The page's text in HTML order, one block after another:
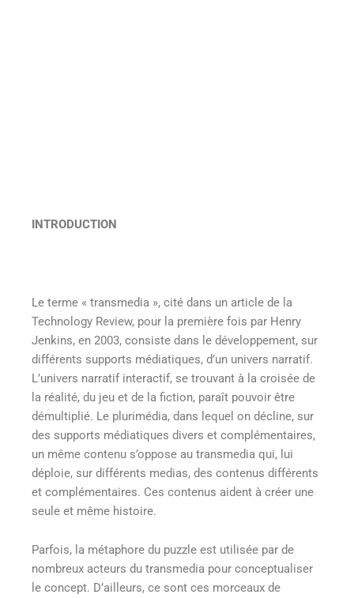
INTRODUCTION
Le terme « transmedia », cité dans un article de la
Technology Review, pour la première fois par Henry
Jenkins, en 2003, consiste dans le développement, sur
différents supports médiatiques, d’un univers narratif.
L’univers narratif interactif, se trouvant à la croisée de
la réalité, du jeu et de la fiction, paraît pouvoir être
démultiplié. Le plurimédia, dans lequel on décline, sur
des supports médiatiques divers et complémentaires,
un même contenu s’oppose au transmedia qui, lui
déploie, sur différents medias, des contenus différents
et complémentaires. Ces contenus aident à créer une
seule et même histoire.
Parfois, la métaphore du puzzle est utilisée par de
nombreux acteurs du transmedia pour conceptualiser
le concept. D’ailleurs, ce sont ces morceaux de